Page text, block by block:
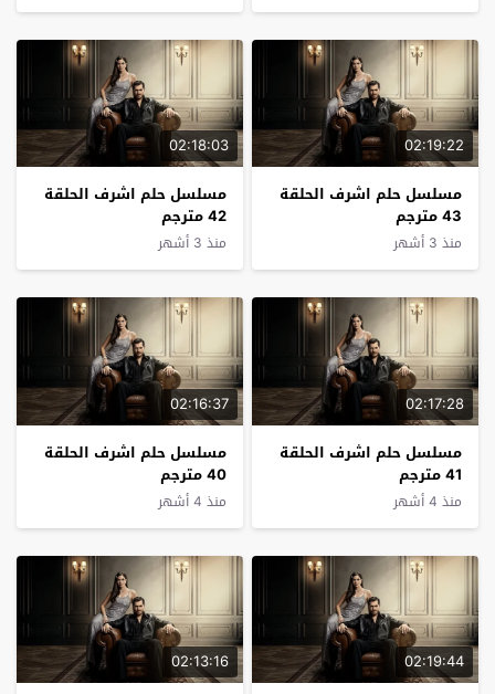
02:19:22
مسلسل حلم اشرف الحلقة
43 مترجم
منذ 3 أشهر
02:18:03
مسلسل حلم اشرف الحلقة
42 مترجم
منذ 3 أشهر
02:17:28
مسلسل حلم اشرف الحلقة
41 مترجم
منذ 4 أشهر
02:16:37
مسلسل حلم اشرف الحلقة
40 مترجم
منذ 4 أشهر
02:19:44
02:13:16